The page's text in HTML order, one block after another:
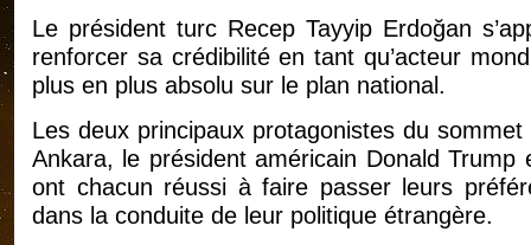
Le président turc Recep Tayyip Erdoğan
renforcer sa crédibilité en tant qu’acteur
plus en plus absolu sur le plan national.
Les deux principaux protagonistes du
Ankara, le président américain Donald
ont chacun réussi à faire passer leurs
dans la conduite de leur politique étrangère.